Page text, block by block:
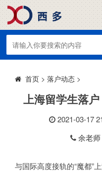
首页 > 落户动态 >
上海留学生落
2021-03-17
余老师
与国际高度接轨的“魔都”